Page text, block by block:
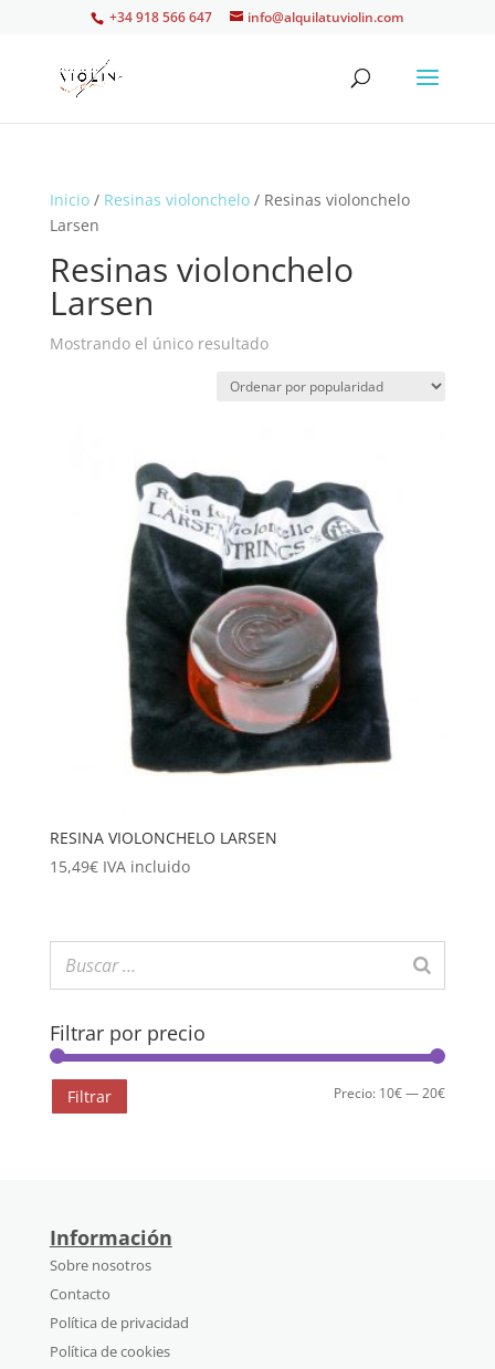
+34 918 566 647 info@alquilatuviolin.com
Inicio/ Resinas violonchelo/ Resinas violonchelo
Larsen
Resinas violonchelo
Larsen
Mostrando el único resultado
RESINA VIOLONCHELO LARSEN
15,49€ IVA incluido
Filtrar por precio
Precio
Precio
Filtrar Precio: 10€—20€
Información
Sobre nosotros
Contacto
Política de privacidad
Política de cookies